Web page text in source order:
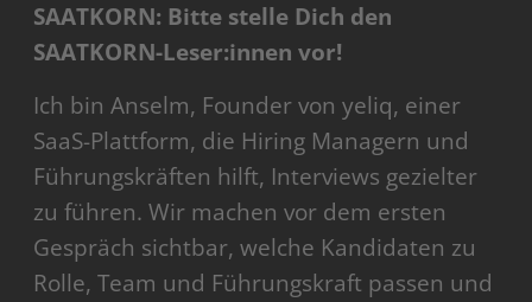
SAATKORN: Bitte stelle Dich den
SAATKORN-Leser:innen vor!
Ich bin Anselm, Founder von yeliq, einer
SaaS-Plattform, die Hiring Managern und
Führungskräften hilft, Interviews gezielter
zu führen. Wir machen vor dem ersten
Gespräch sichtbar, welche Kandidaten zu
Rolle, Team und Führungskraft passen und